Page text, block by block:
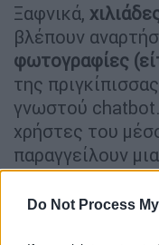
Do Not Process
Ξαφνικά,
βλέπουν
φωτογραφίες
της
γνωστού
χρήστες του
παραγγείλουν μια
σε πραγματική
Κένσινγκτον